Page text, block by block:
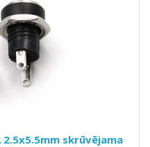
2.5x5.5mm skrūvējama